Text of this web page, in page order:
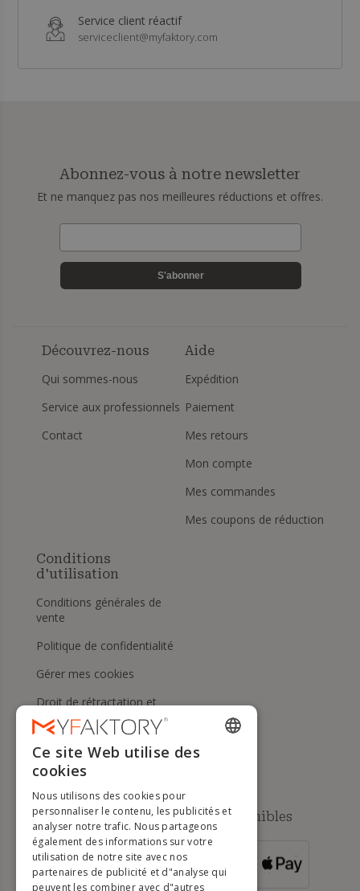
Service client réactif
serviceclient@myfaktory.com
Abonnez-vous à notre newsletter
Et ne manquez pas nos meilleures réductions et offres.
S'abonner
Découvrez-nous
Qui sommes-nous
Service aux professionnels
Contact
Aide
Expédition
Paiement
Mes retours
Mon compte
Mes commandes
Mes coupons de réduction
Conditions
d'utilisation
Conditions générales de
vente
Politique de confidentialité
Gérer mes cookies
Droit de rétractation et
retours
Aide
Méthodes de paiement disponibles
POUR LES
COMMANDES
SUPÉRIEURES À
ENGLISH
DUTCH
GERMAN
Ce site Web utilise des
cookies
Nous utilisons des cookies pour
personnaliser le contenu, les publicités et
analyser notre trafic. Nous partageons
également des informations sur votre
utilisation de notre site avec nos
partenaires de publicité et d"analyse qui
peuvent les combiner avec d"autres